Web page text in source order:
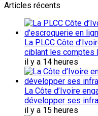
Articles récents
La PLCC Côte
ciblant les comptes
il y a 14 heures
La Côte d’Ivoire
développer ses
il y a 15 heures